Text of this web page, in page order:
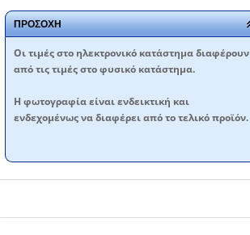
ΠΡΟΣΟΧΗ
Oι τιμές στο ηλεκτρονικό κατάστημα διαφέρουν
από τις τιμές στο φυσικό κατάστημα.
Η φωτογραφία είναι ενδεικτική και
ενδεχομένως να διαφέρει από το τελικό προϊόν.